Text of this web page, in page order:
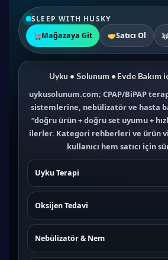
SLEEP WITH HUSKY
Mağazaya Git
Satıcı Ol
Uyku • Solunum • Evde
uykusolunum.com; CPAP/BiPAP
sistemlerine, nebülizatör ve hasta
“doğru ürün + doğru set uyumu +
ilerler. Kategori rehberleri ve ürün
kullanıcı hem satıcı için
Uyku Terapi
Oksijen Tedavi
Nebülizatör & Nem